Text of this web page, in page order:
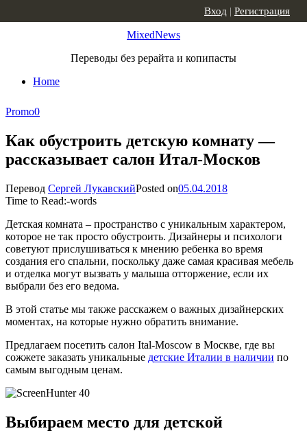
MixedNews
Переводы без рерайта и копипасты
Home
Вход | Регистрация
Promo0
Как обустроить детскую комнату —
рассказывает салон Итал-Москов
Перевод Сергей ЛукавскийPosted on05.04.2018
Time to Read:-words
Детская комната – пространство с уникальным характером,
которое не так просто обустроить. Дизайнеры и психологи
советуют прислушиваться к мнению ребенка во время
создания его спальни, поскольку даже самая красивая мебель
и отделка могут вызвать у малыша отторжение, если их
выбрали без его ведома.
В этой статье мы также расскажем о важных дизайнерских
моментах, на которые нужно обратить внимание.
Предлагаем посетить салон Ital-Moscow в Москве, где вы
сожжете заказать уникальные детские Италии в наличии по
самым выгодным ценам.
Выбираем место для детской